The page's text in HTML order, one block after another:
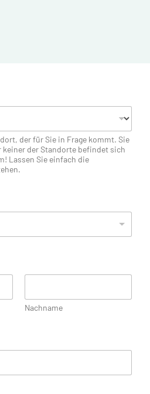
der für Sie in Frage kommt. Sie
der Standorte befindet sich
Lassen Sie einfach die
Nachname